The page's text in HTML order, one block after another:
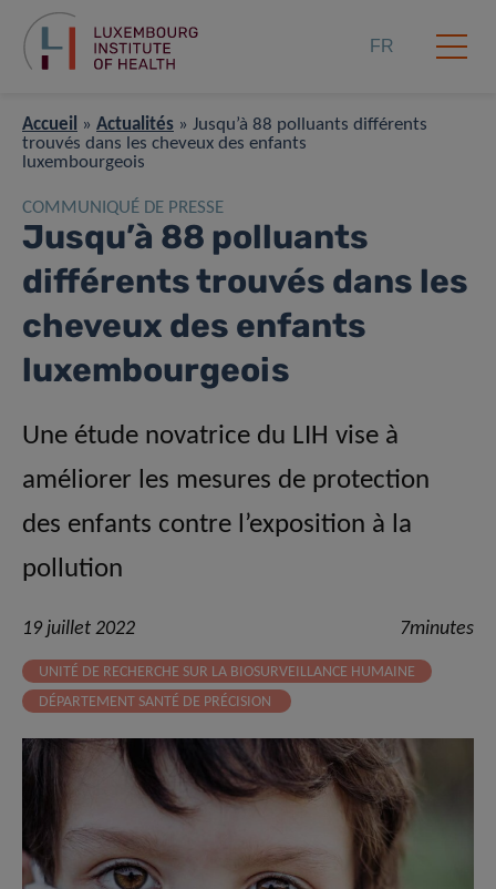
FR
Accueil » Actualités » Jusqu’à 88 polluants différents
trouvés dans les cheveux des enfants
luxembourgeois
COMMUNIQUÉ DE PRESSE
Jusqu’à 88 polluants
différents trouvés dans les
cheveux des enfants
luxembourgeois
Une étude novatrice du LIH vise à
améliorer les mesures de protection
des enfants contre l’exposition à la
pollution
19 juillet 2022 7minutes
UNITÉ DE RECHERCHE SUR LA BIOSURVEILLANCE HUMAINE
DÉPARTEMENT SANTÉ DE PRÉCISION